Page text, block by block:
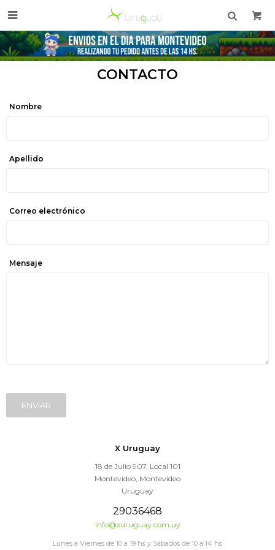

CONTACTO
Nombre
Apellido
Correo electrónico
Mensaje
ENVIAR
X Uruguay
18 de Julio 907, Local 101
Montevideo, Montevideo
Uruguay
29036468
info@xuruguay.com.uy
Lunes a Viernes de 10 a 19 hs y Sábados de 10 a 14 hs